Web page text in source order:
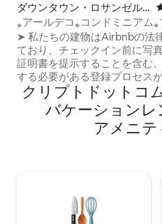
ダウンタウン・ロサンゼル
スのコンドミニアム
⁎アールデコ⁎コンドミニアム⁎
ム⁎無料駐車場⁎ジャグジー
➤ 私たちの建物はAirbnbの法
ており、チェックイン前に写
証明書を提示することを含む
する必要がある登録プロセス
す。 こちらは他のリスティングのように
こっそり入ったり、建物から
たりすることはありません。 ロサンゼル
スのダウンタウンにある寝室
台分の無料駐車場（ホテルの
ドル） ➜ 740 ft²/68 m²のお部屋
クリプトドットコ
バ⁠ケ⁠ー⁠シ⁠ョ⁠ン⁠
ア⁠メ⁠ニ⁠